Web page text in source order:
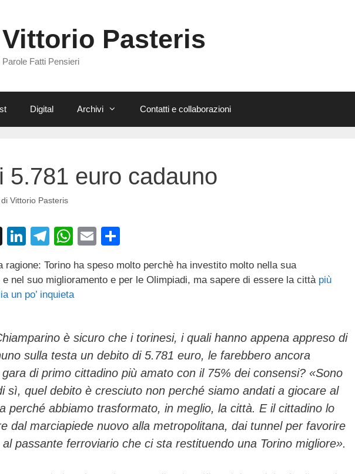
Vittorio Pasteris
Parole Fatti Pensieri
Digital Archivi Contatti e collaborazioni
5.781 euro cadauno
di Vittorio Pasteris
T
e
a
s
Li
k
e
n
T
e
gr
m
W
at
s
p
p
E
ail n
di
di
ragione: Torino ha speso molto perchè ha investito molto nella sua
nel suo miglioramento e per le Olimpiadi, ma sapere di essere la città più
un po’ inquieta
è sicuro che i torinesi, i quali hanno appena appreso di
sulla testa un debito di 5.781 euro, le farebbero ancora
di primo cittadino più amato con il 75% dei consensi? «Sono
sì, quel debito è cresciuto non perché siamo andati a giocare al
perché abbiamo trasformato, in meglio, la città. E il cittadino lo
dal marciapiede nuovo alla metropolitana, dai tunnel per favorire
passante ferroviario che ci sta restituendo una Torino migliore».